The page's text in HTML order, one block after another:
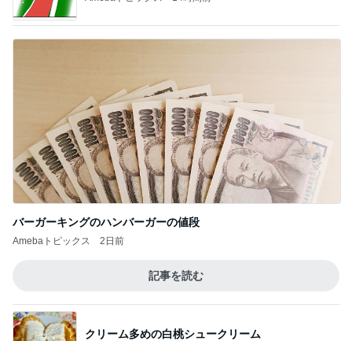
バーガーキングのハンバーガーの値段
Amebaトピックス 2日前
記事を読む
クリーム多めの白桃シュークリーム